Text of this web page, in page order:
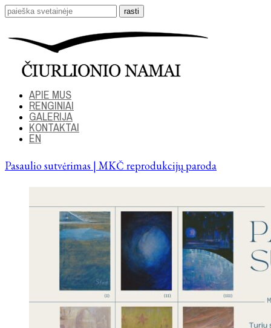
APIE MUS
RENGINIAI
GALERIJA
KONTAKTAI
EN
Pasaulio sutvėrimas | MKČ reprodukcijų paroda